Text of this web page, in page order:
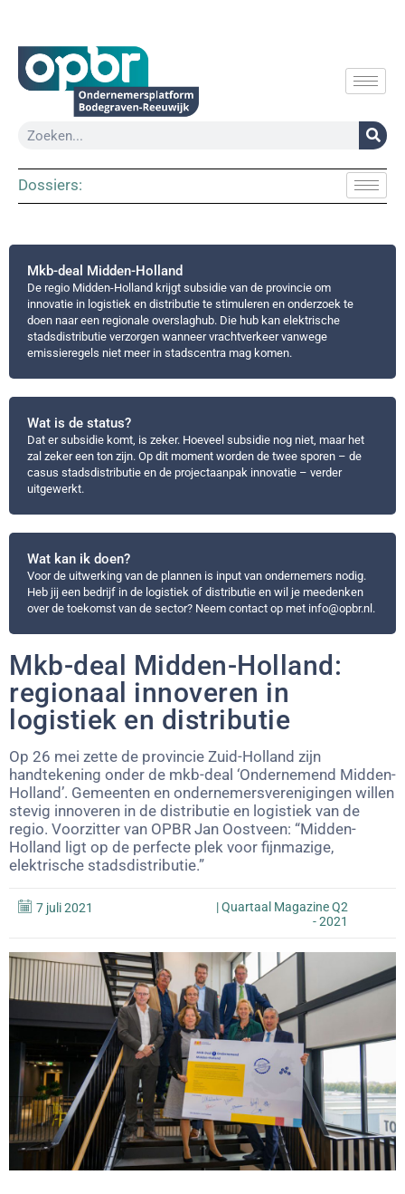
Dossiers:
Mkb-deal Midden-Holland
De regio Midden-Holland krijgt subsidie van de provincie om
innovatie in logistiek en distributie te stimuleren en onderzoek te
doen naar een regionale overslaghub. Die hub kan elektrische
stadsdistributie verzorgen wanneer vrachtverkeer vanwege
emissieregels niet meer in stadscentra mag komen.
Wat is de status?
Dat er subsidie komt, is zeker. Hoeveel subsidie nog niet, maar het
zal zeker een ton zijn. Op dit moment worden de twee sporen – de
casus stadsdistributie en de projectaanpak innovatie – verder
uitgewerkt.
Wat kan ik doen?
Voor de uitwerking van de plannen is input van ondernemers nodig.
Heb jij een bedrijf in de logistiek of distributie en wil je meedenken
over de toekomst van de sector? Neem contact op met info@opbr.nl.
Mkb-deal Midden-Holland:
regionaal innoveren in
logistiek en distributie
Op 26 mei zette de provincie Zuid-Holland zijn
handtekening onder de mkb-deal ‘Ondernemend Midden-
Holland’. Gemeenten en ondernemersverenigingen willen
stevig innoveren in de distributie en logistiek van de
regio. Voorzitter van OPBR Jan Oostveen: “Midden-
Holland ligt op de perfecte plek voor fijnmazige,
elektrische stadsdistributie.”
7 juli 2021 |Quartaal Magazine Q2
- 2021